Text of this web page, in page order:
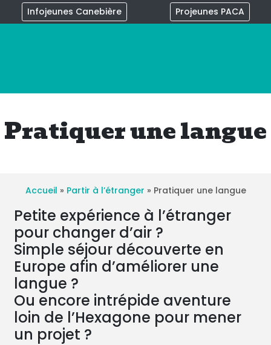
Infojeunes Canebière Projeunes PACA×
Pratiquer une langue
Accueil » Partir à l’étranger » Pratiquer une langue
Petite expérience à l’étranger
pour changer d’air ?
Simple séjour découverte en
Europe afin d’améliorer une
langue ?
Ou encore intrépide aventure
loin de l’Hexagone pour mener
un projet ?